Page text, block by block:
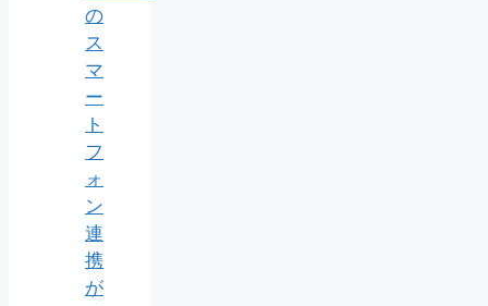
の
ス
マ
ー
ト
フ
ォ
ン
連
携
が